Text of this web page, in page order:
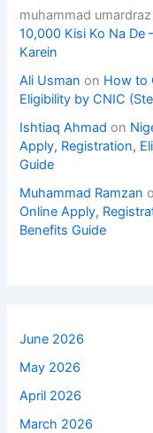
muhammad umardraz
10,000 Kisi Ko Na De
Karein
Ali Usman on How to
Eligibility by CNIC
Ishtiaq Ahmad on
Apply, Registration,
Guide
Muhammad Ramzan
Online Apply,
Benefits Guide
June 2026
May 2026
April 2026
March 2026